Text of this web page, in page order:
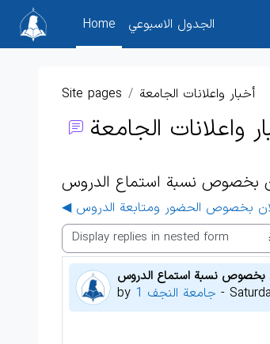
Skip to main content
Home
الجدول الاسبوعي
Site pages أخبار واعلانات الجامعة
واعلانات الجامعة
بخصوص نسبة استماع الدروس
بخصوص الحضور ومتابعة الدروس
Display mode
بخصوص نسبة استماع الدروس
by جامعة النجف 1 -
Number of replies: 0